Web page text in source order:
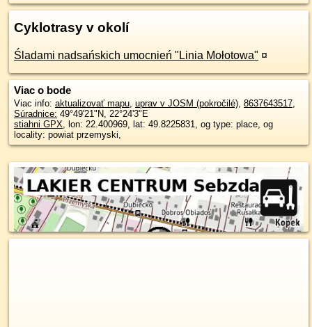
Cyklotrasy v okolí
Śladami nadsańskich umocnień "Linia Mołotowa" ¤
Viac o bode
Viac info: aktualizovať mapu, uprav v JOSM (pokročilé), 8637643517,
Súradnice: 49°49'21"N, 22°24'3"E
stiahni GPX, lon: 22.400969, lat: 49.8225831, og type: place, og
locality: powiat przemyski,